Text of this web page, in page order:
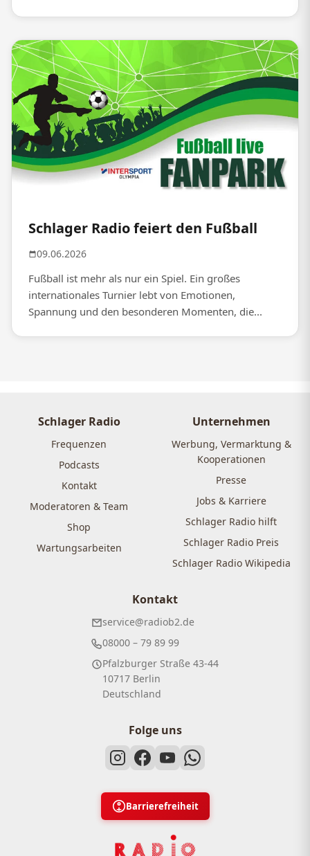
Schlager Radio feiert den Fußball
09.06.2026
Fußball ist mehr als nur ein Spiel. Ein großes
internationales Turnier lebt von Emotionen,
Spannung und den besonderen Momenten, die...
Schlager Radio
Frequenzen
Podcasts
Kontakt
Moderatoren & Team
Shop
Wartungsarbeiten
Unternehmen
Werbung, Vermarktung &
Kooperationen
Presse
Jobs & Karriere
Schlager Radio hilft
Schlager Radio Preis
Schlager Radio Wikipedia
Kontakt
service@radiob2.de
08000 – 79 89 99
Pfalzburger Straße 43-44
10717 Berlin
Deutschland
Folge uns
Barrierefreiheit